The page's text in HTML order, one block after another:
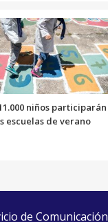
niños participarán
escuelas de verano
de Comunicación